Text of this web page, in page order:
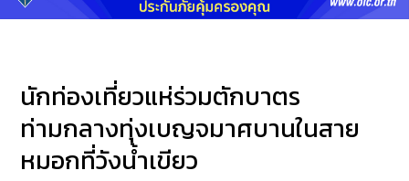
นักท่องเที่ยวแห่ร่วมตักบาตร
ท่ามกลางทุ่งเบญจมาศบานในสาย
หมอกที่วังน้ำเขียว